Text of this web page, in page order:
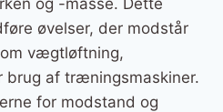
øvelser, der modstår
vægtløftning,
brug af træningsmaskiner.
for modstand og